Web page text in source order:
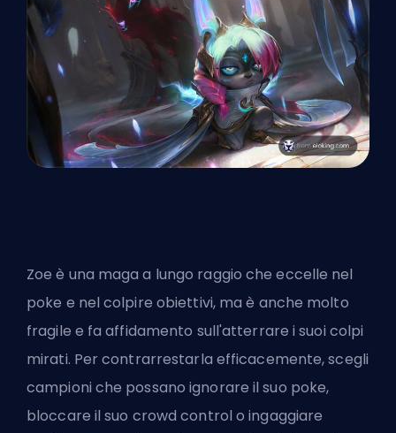
Zoe è una maga a lungo raggio che eccelle nel
poke e nel colpire obiettivi, ma è anche molto
fragile e fa affidamento sull'atterrare i suoi colpi
mirati. Per contrarrestarla efficacemente, scegli
campioni che possano ignorare il suo poke,
bloccare il suo crowd control o ingaggiare